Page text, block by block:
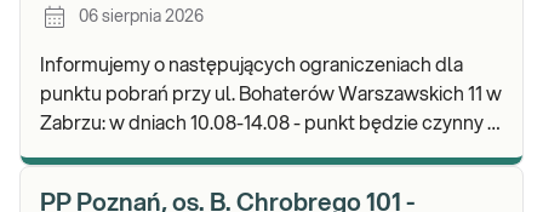
06 sierpnia 2026
Informujemy o następujących ograniczeniach dla
punktu pobrań przy ul. Bohaterów Warszawskich 11 w
Zabrzu: w dniach 10.08-14.08 - punkt będzie czynny w
PP Poznań, os. B. Chrobrego 101 -